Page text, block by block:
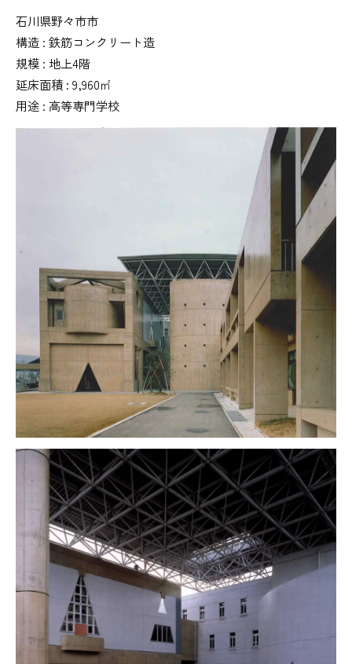
石川県野々市市
構造 : 鉄筋コンクリート造
規模 : 地上4階
延床面積 : 9,960㎡
用途 : 高等専門学校